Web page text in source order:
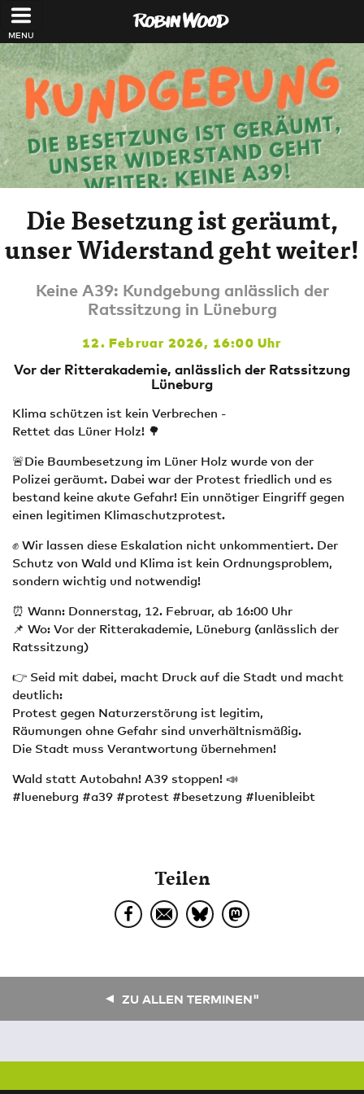
Direkt zum Inhalt
Die Besetzung ist geräumt,
unser Widerstand geht weiter!
Keine A39: Kundgebung anlässlich der
Ratssitzung in Lüneburg
12. Februar 2026, 16:00 Uhr
Vor der Ritterakademie, anlässlich der Ratssitzung
Lüneburg
Klima schützen ist kein Verbrechen -
Rettet das Lüner Holz! 🌳
🚨Die Baumbesetzung im Lüner Holz wurde von der
Polizei geräumt. Dabei war der Protest friedlich und es
bestand keine akute Gefahr! Ein unnötiger Eingriff gegen
einen legitimen Klimaschutzprotest.
✊ Wir lassen diese Eskalation nicht unkommentiert. Der
Schutz von Wald und Klima ist kein Ordnungsproblem,
sondern wichtig und notwendig!
⏰ Wann: Donnerstag, 12. Februar, ab 16:00 Uhr
📌 Wo: Vor der Ritterakademie, Lüneburg (anlässlich der
Ratssitzung)
👉 Seid mit dabei, macht Druck auf die Stadt und macht
deutlich:
Protest gegen Naturzerstörung ist legitim,
Räumungen ohne Gefahr sind unverhältnismäßig.
Die Stadt muss Verantwortung übernehmen!
Wald statt Autobahn! A39 stoppen! 📣
#lueneburg #a39 #protest #besetzung #luenibleibt
Teilen
ZU ALLEN TERMINEN"